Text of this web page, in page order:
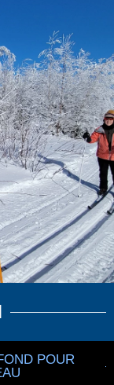
POUR